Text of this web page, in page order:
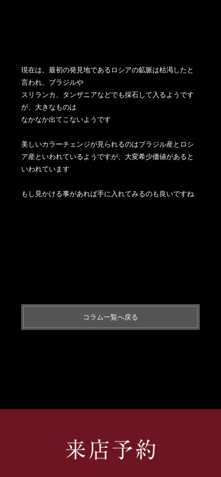
現在は、最初の発見地であるロシアの鉱脈は枯渇したと
言われ、ブラジルや
スリランカ、タンザニアなどでも採石して入るようです
が、大きなものは
なかなか出てこないようです
美しいカラーチェンジが見られるのはブラジル産とロシ
ア産といわれているようですが、大変希少価値があると
いわれています
もし見かける事があれば手に入れてみるのも良いですね
コラム一覧へ戻る